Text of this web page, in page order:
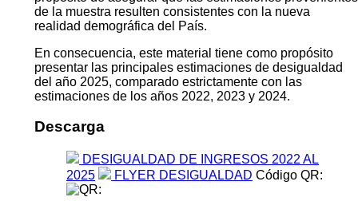
de la muestra resulten consistentes con la nueva
realidad demográfica del País.
En consecuencia, este material tiene como propósito
presentar las principales estimaciones de desigualdad
del año 2025, comparado estrictamente con las
estimaciones de los años 2022, 2023 y 2024.
Descarga
DESIGUALDAD DE INGRESOS 2022 AL
2025
FLYER DESIGUALDAD Código QR: